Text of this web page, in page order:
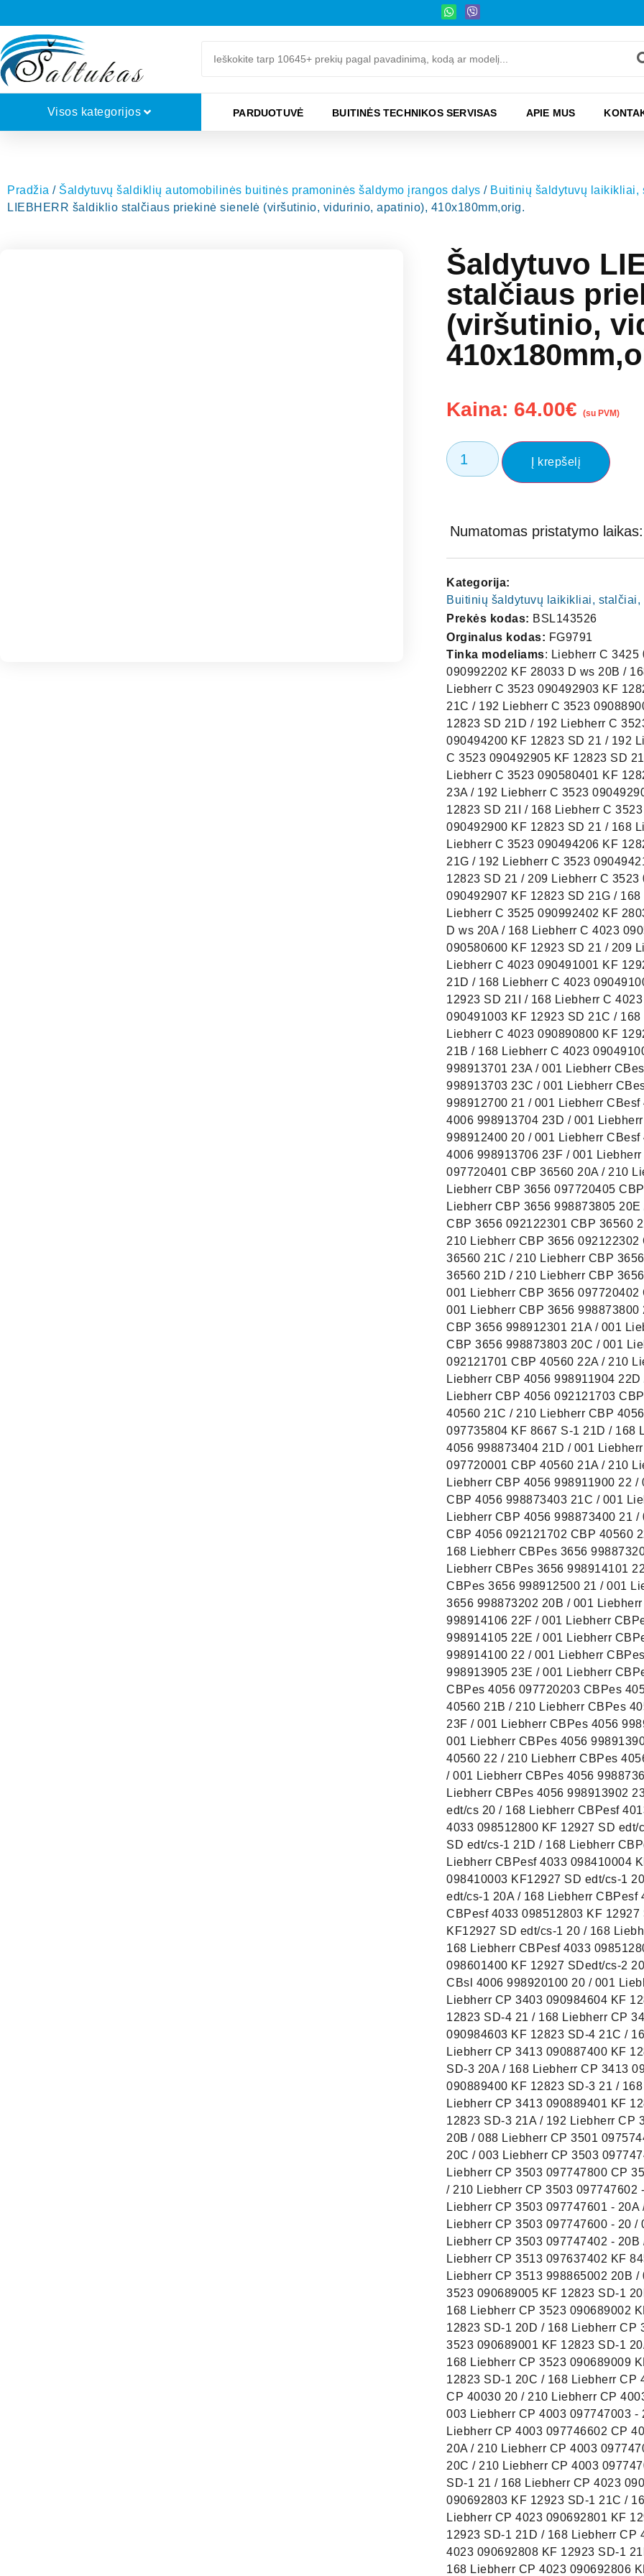
Visos kategorijos PARDUOTUVĖ BUITINĖS TECHNIKOS SERVISAS APIE MUS
Pradžia / Šaldytuvų šaldiklių automobilinės buitinės pramoninės šaldymo įrangos dalys / Buitinių šaldytuvų laikikliai,
LIEBHERR šaldiklio stalčiaus priekinė sienelė (viršutinio, vidurinio, apatinio), 410x180mm,orig.
Šaldytuvo
stalčiaus
(viršutinio,
Kaina: 64.00€ (su PVM)
Į krepšelį
Numatomas pristatymo
Kategorija:
Buitinių šaldytuvų laikikliai,
Prekės kodas: BSL143526
Orginalus kodas: FG9791
Tinka modeliams: Liebherr C 3425 090992201 KF 28033 D ws 20A / 168 Liebherr C 3425 090992202 KF 28033 D ws 20B / 168 Liebherr C 3425 090992203 KF 28033 D ws 20C / 168 Liebherr C 3523 090492903 KF 12823 SD 21C / 168 Liebherr C 3523 090494203 KF 12823 SD 21C / 192 Liebherr C 3523 090889000 KF 12823 SD 23 / 168 Liebherr C 3523 090494204 KF 12823 SD 21D / 192 Liebherr C 3523 090889001 KF 12823 SD 23A / 168 Liebherr C 3523 090494200 KF 12823 SD 21 / 192 Liebherr C 3523 090494209 KF 12823 SD 21I / 192 Liebherr C 3523 090492905 KF 12823 SD 21E / 168 Liebherr C 3523 090889800 KF 12823 SD 23 / 192 Liebherr C 3523 090580401 KF 12823 SD 21A / 209 Liebherr C 3523 090889801 KF 12823 SD 23A / 192 Liebherr C 3523 090492906 KF 12823 SD 21F / 168 Liebherr C 3523 090492909 KF 12823 SD 21I / 168 Liebherr C 3523 090494202 KF 12823 SD 21B / 192 Liebherr C 3523 090492900 KF 12823 SD 21 / 168 Liebherr C 3523 090494205 KF 12823 SD 21E / 192 Liebherr C 3523 090494206 KF 12823 SD 21F / 192 Liebherr C 3523 090494207 KF 12823 SD 21G / 192 Liebherr C 3523 090494210 KF 12823 SD 21J / 192 Liebherr C 3523 090580400 KF 12823 SD 21 / 209 Liebherr C 3523 090492901 KF 12823 SD 21A / 168 Liebherr C 3523 090492907 KF 12823 SD 21G / 168 Liebherr C 3523 090492910 KF 12823 SD 21J / 168 Liebherr C 3525 090992402 KF 28032 D ws 20B / 168 Liebherr C 3525 090992401 KF 28032 D ws 20A / 168 Liebherr C 4023 090580607 KF 12923 SD 21G / 209 Liebherr C 4023 090580600 KF 12923 SD 21 / 209 Liebherr C 4023 090580601 KF 12923 SD 21A / 209 Liebherr C 4023 090491001 KF 12923 SD 21A / 168 Liebherr C 4023 090491004 KF 12923 SD 21D / 168 Liebherr C 4023 090491007 KF 12923 SD 21G / 168 Liebherr C 4023 090491009 KF 12923 SD 21I / 168 Liebherr C 4023 090491000 KF 12923 SD 21 / 168 Liebherr C 4023 090491003 KF 12923 SD 21C / 168 Liebherr C 4023 090491010 KF 12923 SD 21J / 168 Liebherr C 4023 090890800 KF 12923 SD 23 / 168 Liebherr C 4023 090491002 KF 12923 SD 21B / 168 Liebherr C 4023 090491006 KF 12923 SD 21F / 168 Liebherr CBesf 4006 998913701 23A / 001 Liebherr CBesf 4006 998913705 23E / 001 Liebherr CBesf 4006 998913703 23C / 001 Liebherr CBesf 4006 998913702 23B / 001 Liebherr CBesf 4006 998912700 21 / 001 Liebherr CBesf 4006 092126500 CBesf 40060 21 / 210 Liebherr CBesf 4006 998913704 23D / 001 Liebherr CBesf 4006 998913700 23 / 001 Liebherr CBesf 4006 998912400 20 / 001 Liebherr CBesf 4006 092225700 CBesf 40060 22 / 210 Liebherr CBesf 4006 998913706